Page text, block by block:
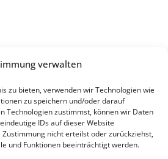
verwalten
zu bieten, verwenden wir Technologien wie
zu speichern und/oder darauf
Technologien zustimmst, können wir Daten
IDs auf dieser Website
nicht erteilst oder zurückziehst,
und Funktionen beeinträchtigt werden.